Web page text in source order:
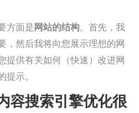
方面是 网站的结构。首先，我
，然后我将向您展示理想的网
提供有关如何（快速）改进网
示。
容搜索引擎优化很